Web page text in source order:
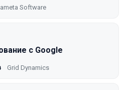
Software
с Google
Grid Dynamics